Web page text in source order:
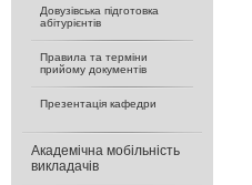
Довузівська підготовка
абітурієнтів
Правила та терміни
прийому документів
Презентація кафедри
Академічна мобільність
викладачів